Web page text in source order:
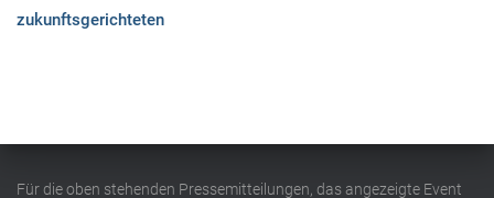
zukunftsgerichteten
Für die oben stehenden Pressemitteilungen, das angezeigte Event